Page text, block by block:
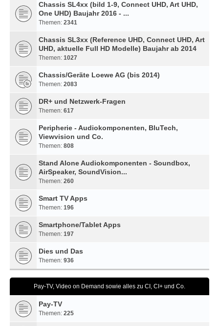
Chassis SL4xx (bild 1-9, Connect UHD, Art UHD,
One UHD) Baujahr 2016 - ...
Themen: 2341
Chassis SL3xx (Reference UHD, Connect UHD, Art
UHD, aktuelle Full HD Modelle) Baujahr ab 2014
Themen: 1027
Chassis/Geräte Loewe AG (bis 2014)
Themen: 2083
DR+ und Netzwerk-Fragen
Themen: 617
Peripherie - Audiokomponenten, BluTech,
Viewvision und Co.
Themen: 808
Stand Alone Audiokomponenten - Soundbox,
AirSpeaker, SoundVision...
Themen: 260
Smart TV Apps
Themen: 196
Smartphone/Tablet Apps
Themen: 197
Dies und Das
Themen: 936
Pay-TV, Video on Demand sowie alles zu CI, CI+ und Co.
Pay-TV
Themen: 225